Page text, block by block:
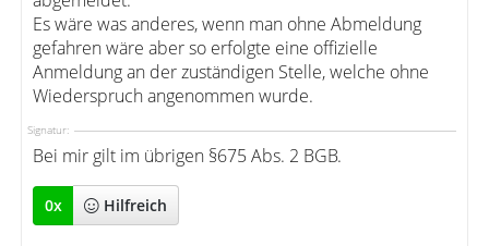
Es wäre was anderes, wenn man ohne Abmeldung
gefahren wäre aber so erfolgte eine offizielle
Anmeldung an der zuständigen Stelle, welche ohne
Wiederspruch angenommen wurde.
Signatur:
Bei mir gilt im übrigen §675 Abs. 2 BGB.
0x Hilfreich